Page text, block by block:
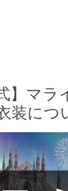
】マ
装につ